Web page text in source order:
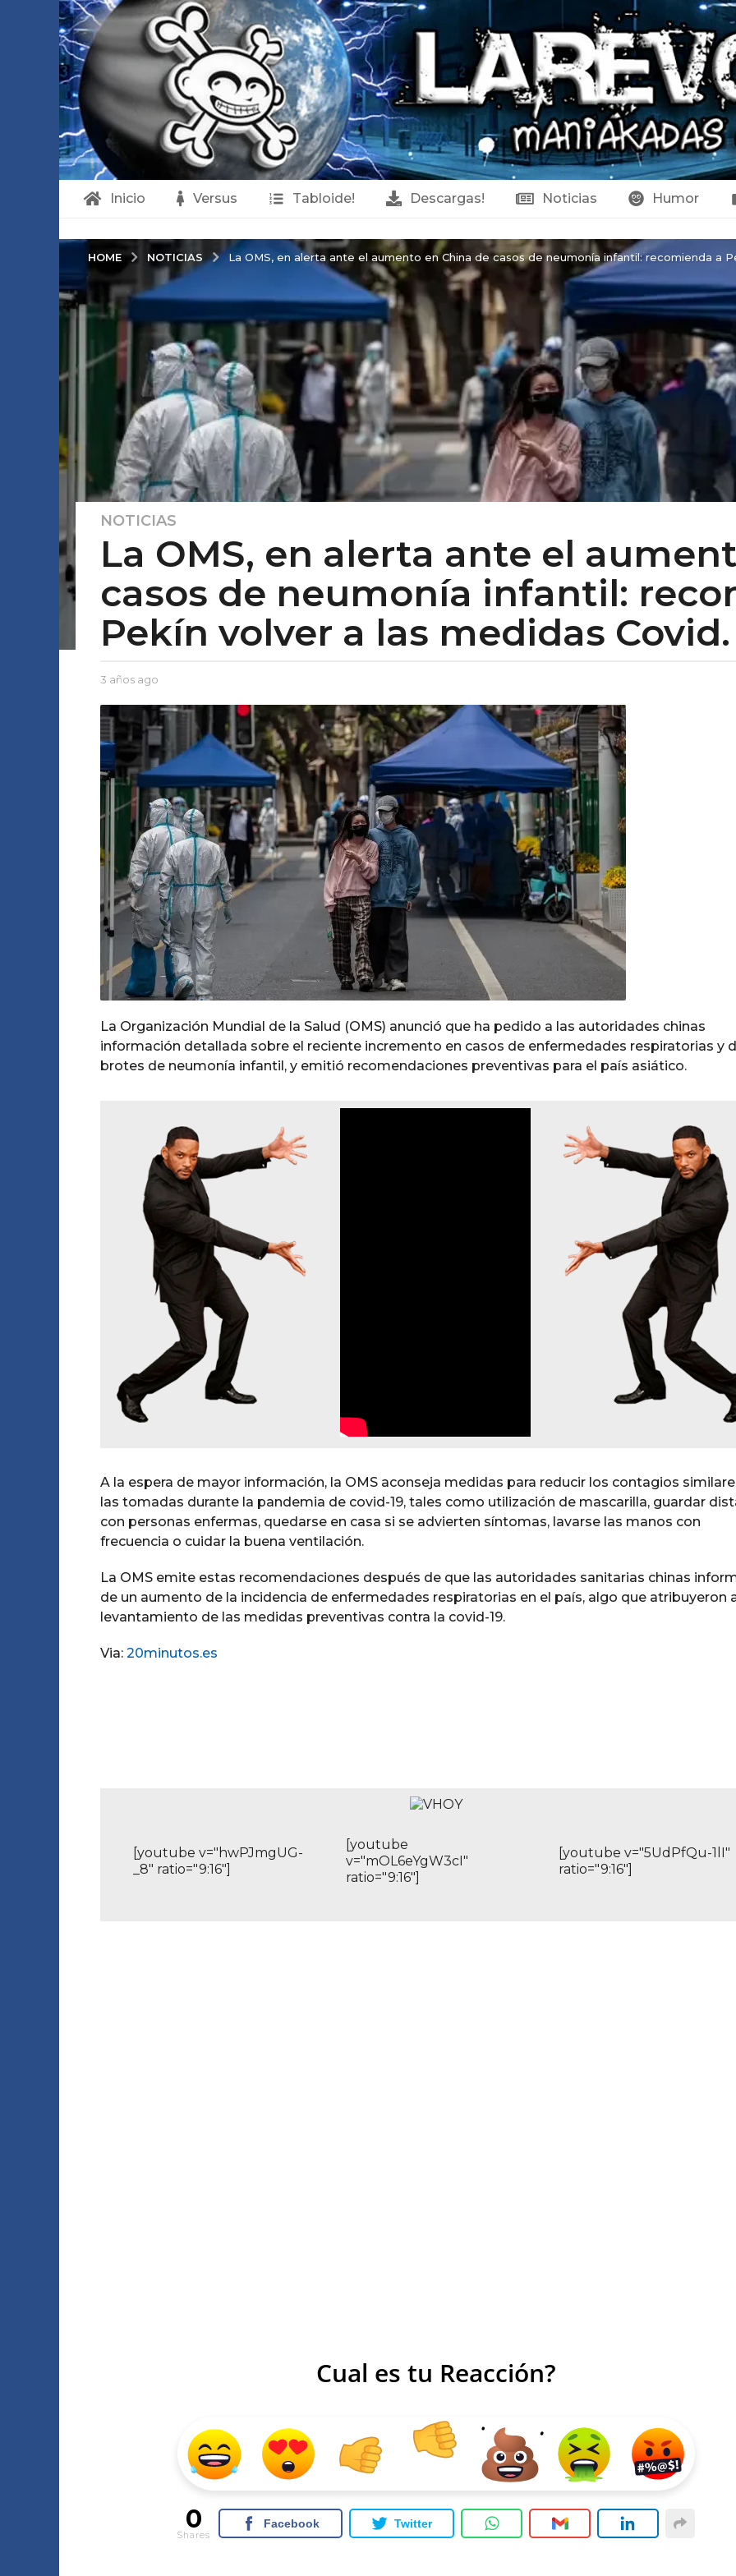
Inicio Versus Tabloide! Descargas! Noticias Humor
HOME NOTICIAS La OMS, en alerta ante el aumento en China de casos de neumonía infantil: recomienda a
3
a
ñ
s
a
g
2
ñ
o
s
a
o
NOTICIAS
La OMS, en alerta ante el
casos de neumonía infantil:
Pekín volver a las medidas Covid.
b
E
l
P
u
t
o
m
3 años ago
ñ
o
s
a
g
o
La Organización Mundial de la Salud (OMS) anunció que ha pedido a las autoridades chinas
información detallada sobre el reciente incremento en casos de enfermedades respiratorias y
brotes de neumonía infantil, y emitió recomendaciones preventivas para el país asiático.
A la espera de mayor información, la OMS aconseja medidas para reducir los contagios
las tomadas durante la pandemia de covid-19, tales como utilización de mascarilla, guardar
con personas enfermas, quedarse en casa si se advierten síntomas, lavarse las manos con
frecuencia o cuidar la buena ventilación.
La OMS emite estas recomendaciones después de que las autoridades sanitarias chinas
de un aumento de la incidencia de enfermedades respiratorias en el país, algo que atribuyeron
levantamiento de las medidas preventivas contra la covid-19.
Via: 20minutos.es
[youtube v="hwPJmgUG-
_8" ratio="9:16"]
[youtube
v="mOL6eYgW3cI"
ratio="9:16"]
[youtube v="5UdPfQu-1lI"
ratio="9:16"]
Cual es tu Reacción?
0
Shares
Facebook Twitter